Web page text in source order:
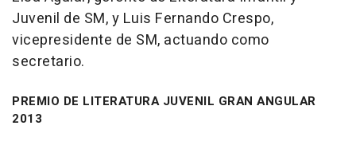
Juvenil de SM, y Luis Fernando Crespo,
vicepresidente de SM, actuando como
secretario.
PREMIO DE LITERATURA JUVENIL GRAN ANGULAR
2013